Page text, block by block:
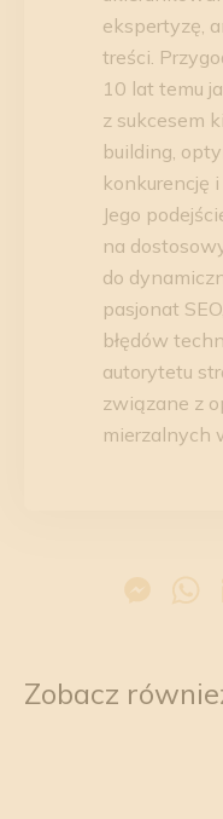
ekspertyzę,
treści.
10 lat temu
z sukcesem
building,
konkurencję
Jego
na
do
pasjonat
błędów
autorytetu
związane z
mierzalnych
Zobacz